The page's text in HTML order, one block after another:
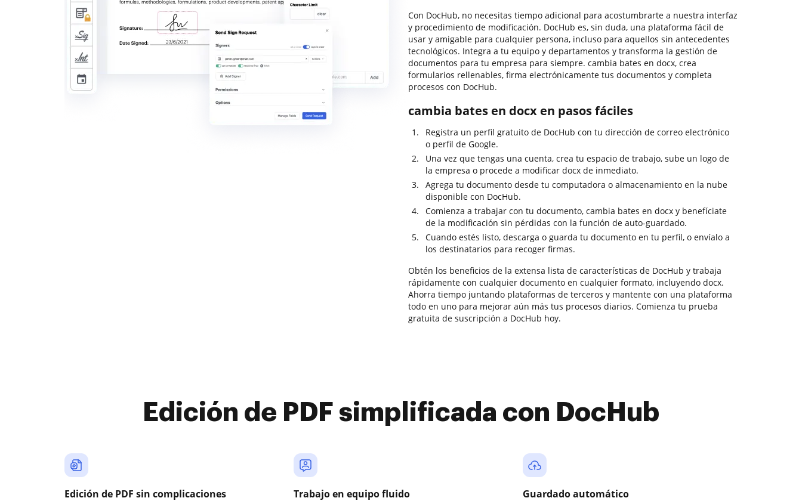
Con DocHub, no necesitas tiempo adicional para acostumbrarte a nuestra interfaz
y procedimiento de modificación. DocHub es, sin duda, una plataforma fácil de
usar y amigable para cualquier persona, incluso para aquellos sin antecedentes
tecnológicos. Integra a tu equipo y departamentos y transforma la gestión de
documentos para tu empresa para siempre. cambia bates en docx, crea
formularios rellenables, firma electrónicamente tus documentos y completa
procesos con DocHub.
cambia bates en docx en pasos fáciles
Registra un perfil gratuito de DocHub con tu dirección de correo electrónico
o perfil de Google.
Una vez que tengas una cuenta, crea tu espacio de trabajo, sube un logo de
la empresa o procede a modificar docx de inmediato.
Agrega tu documento desde tu computadora o almacenamiento en la nube
disponible con DocHub.
Comienza a trabajar con tu documento, cambia bates en docx y benefíciate
de la modificación sin pérdidas con la función de auto-guardado.
Cuando estés listo, descarga o guarda tu documento en tu perfil, o envíalo a
los destinatarios para recoger firmas.
Obtén los beneficios de la extensa lista de características de DocHub y trabaja
rápidamente con cualquier documento en cualquier formato, incluyendo docx.
Ahorra tiempo juntando plataformas de terceros y mantente con una plataforma
todo en uno para mejorar aún más tus procesos diarios. Comienza tu prueba
gratuita de suscripción a DocHub hoy.
Edición de PDF simplificada con DocHub
Edición de PDF sin complicaciones Trabajo en equipo fluido Guardado automático